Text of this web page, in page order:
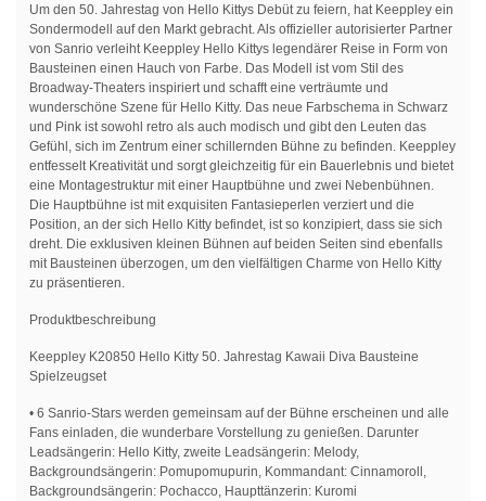
Um den 50. Jahrestag von Hello Kittys Debüt zu feiern, hat Keeppley ein
Sondermodell auf den Markt gebracht. Als offizieller autorisierter Partner
von Sanrio verleiht Keeppley Hello Kittys legendärer Reise in Form von
Bausteinen einen Hauch von Farbe. Das Modell ist vom Stil des
Broadway-Theaters inspiriert und schafft eine verträumte und
wunderschöne Szene für Hello Kitty. Das neue Farbschema in Schwarz
und Pink ist sowohl retro als auch modisch und gibt den Leuten das
Gefühl, sich im Zentrum einer schillernden Bühne zu befinden. Keeppley
entfesselt Kreativität und sorgt gleichzeitig für ein Bauerlebnis und bietet
eine Montagestruktur mit einer Hauptbühne und zwei Nebenbühnen.
Die Hauptbühne ist mit exquisiten Fantasieperlen verziert und die
Position, an der sich Hello Kitty befindet, ist so konzipiert, dass sie sich
dreht. Die exklusiven kleinen Bühnen auf beiden Seiten sind ebenfalls
mit Bausteinen überzogen, um den vielfältigen Charme von Hello Kitty
zu präsentieren.
Produktbeschreibung
Keeppley K20850 Hello Kitty 50. Jahrestag Kawaii Diva Bausteine
Spielzeugset
• 6 Sanrio-Stars werden gemeinsam auf der Bühne erscheinen und alle
Fans einladen, die wunderbare Vorstellung zu genießen. Darunter
Leadsängerin: Hello Kitty, zweite Leadsängerin: Melody,
Backgroundsängerin: Pomupomupurin, Kommandant: Cinnamoroll,
Backgroundsängerin: Pochacco, Haupttänzerin: Kuromi